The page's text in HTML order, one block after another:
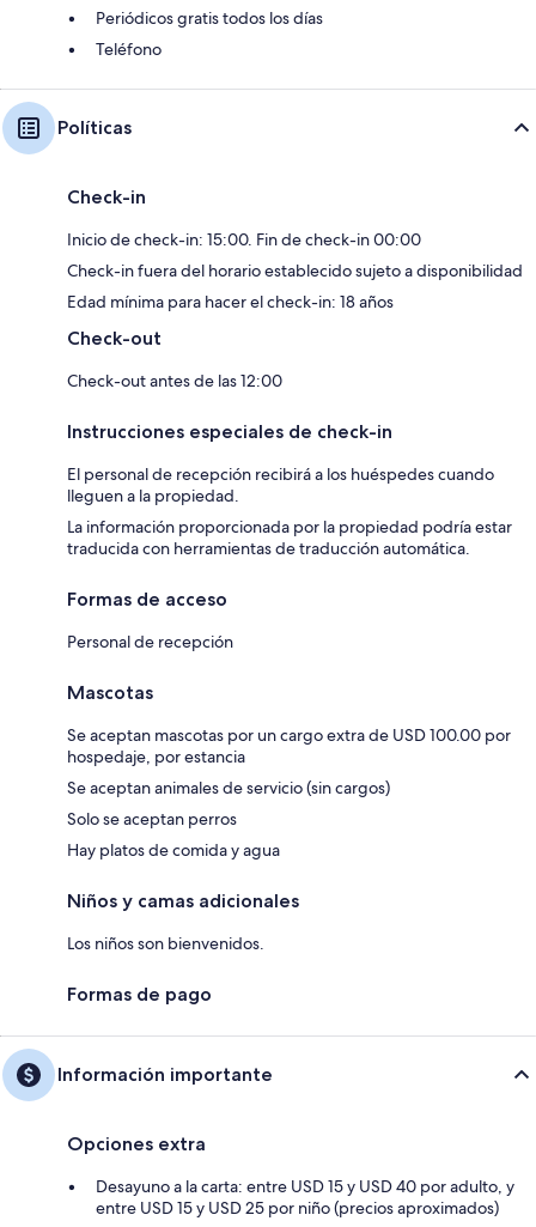
Periódicos gratis todos los días
Teléfono
Políticas
Check-in
Inicio de check-in: 15:00. Fin de check-in 00:00
Check-in fuera del horario establecido sujeto a disponibilidad
Edad mínima para hacer el check-in: 18 años
Check-out
Check-out antes de las 12:00
Instrucciones especiales de check-in
El personal de recepción recibirá a los huéspedes cuando
lleguen a la propiedad.
La información proporcionada por la propiedad podría estar
traducida con herramientas de traducción automática.
Formas de acceso
Personal de recepción
Mascotas
Se aceptan mascotas por un cargo extra de USD 100.00 por
hospedaje, por estancia
Se aceptan animales de servicio (sin cargos)
Solo se aceptan perros
Hay platos de comida y agua
Niños y camas adicionales
Los niños son bienvenidos.
Formas de pago
Información importante
Opciones extra
Desayuno a la carta: entre USD 15 y USD 40 por adulto, y
entre USD 15 y USD 25 por niño (precios aproximados)